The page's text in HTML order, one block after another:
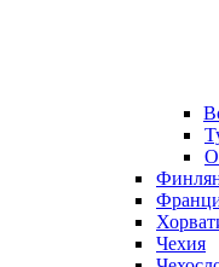
Чехия